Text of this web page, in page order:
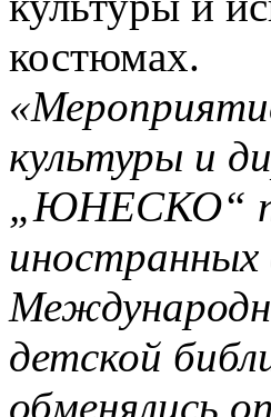
костюмах.
культуры и
„ЮНЕСКО“
детской
обменялись